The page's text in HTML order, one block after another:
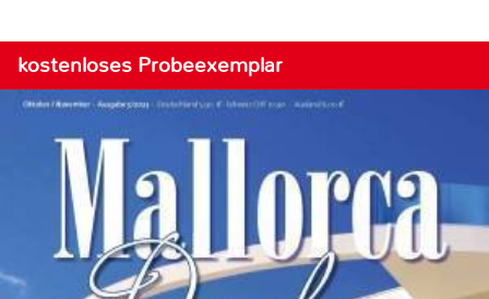
kostenloses Probeexemplar